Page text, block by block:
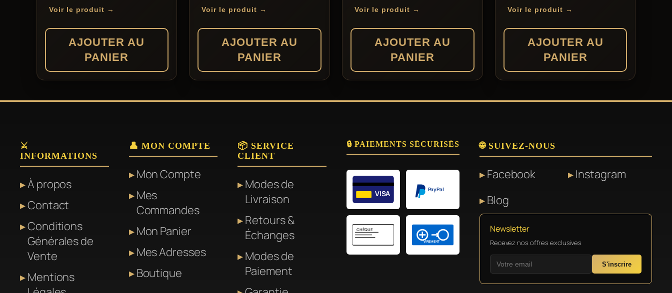
Voir le produit →
AJOUTER AU
PANIER
Voir le produit →
AJOUTER AU
PANIER
Voir le produit →
AJOUTER AU
PANIER
Voir le produit →
AJOUTER AU
PANIER
⚔️
INFORMATIONS
À propos
Contact
Conditions
Générales de
Vente
Mentions
👤 MON COMPTE
Mon Compte
Mes
Commandes
Mon Panier
Mes Adresses
Boutique
📦 SERVICE
CLIENT
Modes de
Livraison
Retours &
Échanges
Modes de
Paiement
🔒 PAIEMENTS SÉCURISÉS
VISA PayPal
CHÈQUE
VIREMENT
🌐 SUIVEZ-NOUS
Facebook
Instagram
Blog
Newsletter
Recevez nos offres exclusives
S'inscrire